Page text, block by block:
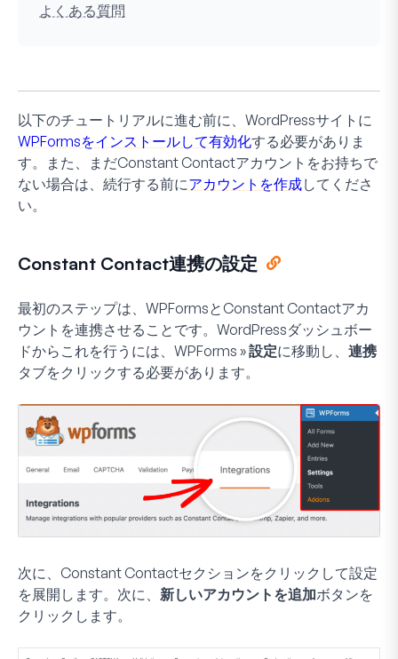
よくある質問
以下のチュートリアルに進む前に、WordPressサイトに
WPFormsをインストールして有効化する必要がありま
す。また、まだConstant Contactアカウントをお持ちで
ない場合は、続行する前にアカウントを作成してくださ
い。
Constant Contact連携の設定
最初のステップは、WPFormsとConstant Contactアカ
ウントを連携させることです。WordPressダッシュボー
ドからこれを行うには、 WPForms » 設定に移動し、 連携
タブをクリックする必要があります。
次に、 Constant Contactセクションをクリックして設定
を展開します。次に、 新しいアカウントを追加ボタンを
クリックします。